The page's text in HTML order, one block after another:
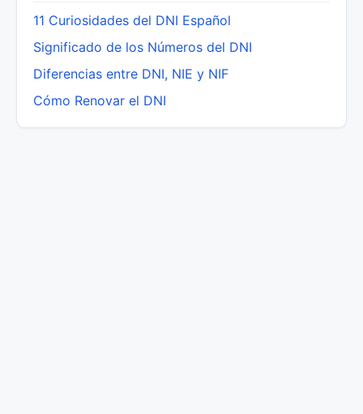
11 Curiosidades del DNI Español
Significado de los Números del DNI
Diferencias entre DNI, NIE y NIF
Cómo Renovar el DNI